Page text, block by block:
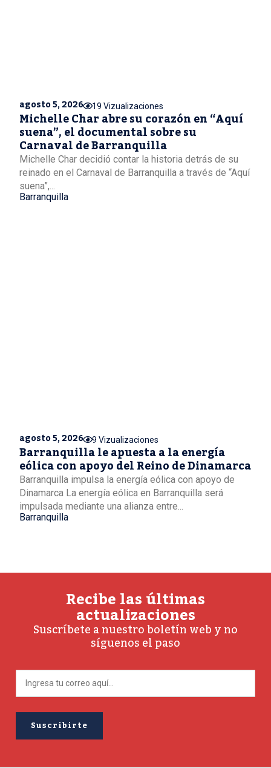
agosto 5, 2026 19 Vizualizaciones
Michelle Char abre su corazón en “Aquí
suena”, el documental sobre su
Carnaval de Barranquilla
Michelle Char decidió contar la historia detrás de su
reinado en el Carnaval de Barranquilla a través de “Aquí
suena”,...
Barranquilla
agosto 5, 2026 9 Vizualizaciones
Barranquilla le apuesta a la energía
eólica con apoyo del Reino de Dinamarca
Barranquilla impulsa la energía eólica con apoyo de
Dinamarca La energía eólica en Barranquilla será
impulsada mediante una alianza entre...
Barranquilla
Recibe las últimas
actualizaciones
Suscríbete a nuestro boletín web y no
síguenos el paso